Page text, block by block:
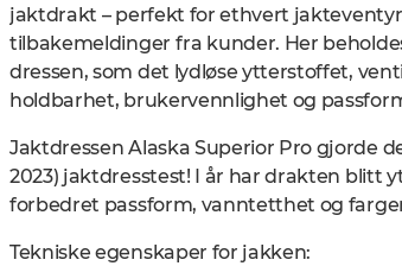
jaktdrakt – perfekt for ethvert
tilbakemeldinger fra kunder. Her
dressen, som det lydløse ytterstoffet,
holdbarhet, brukervennlighet og
Jaktdressen Alaska Superior Pro gjorde
2023) jaktdresstest! I år har drakten blitt
forbedret passform, vanntetthet og
Tekniske egenskaper for jakken: